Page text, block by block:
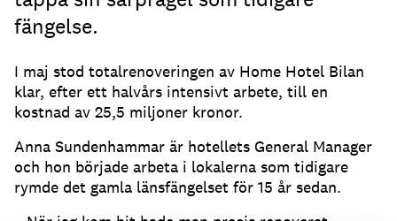
fängelse.
I maj stod totalrenoveringen av Home Hotel Bilan
klar, efter ett halvårs intensivt arbete, till en
kostnad av 25,5 miljoner kronor.
Anna Sundenhammar är hotellets General Manager
och hon började arbeta i lokalerna som tidigare
rymde det gamla länsfängelset för 15 år sedan.